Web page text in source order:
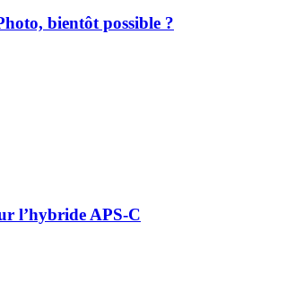
bientôt possible ?
l’hybride APS-C